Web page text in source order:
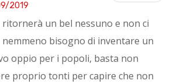
2019
un bel nessuno e non ci
nemmeno bisogno di inventare un
oppio per i popoli, basta non
proprio tonti per capire che non